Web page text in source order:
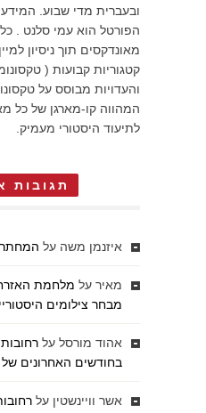
ובעברית מדי שבוע.
הפורטל הוא עמי סלנט .
מאונדקסים תוך ניסיון
קטגוריות קבועות (
והעדויות מבוסס על
המהווה קו-מארגן של כל
לתיעוד היסטורי מעמיק.
תגובות
איזנמן משה על
מאיר על
מבחר צילומים
אהוד מורסל על
בחודשים האחרונים
אשר וויינשטין על